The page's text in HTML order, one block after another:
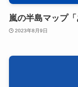
嵐の半島マップ
2023年8月9日